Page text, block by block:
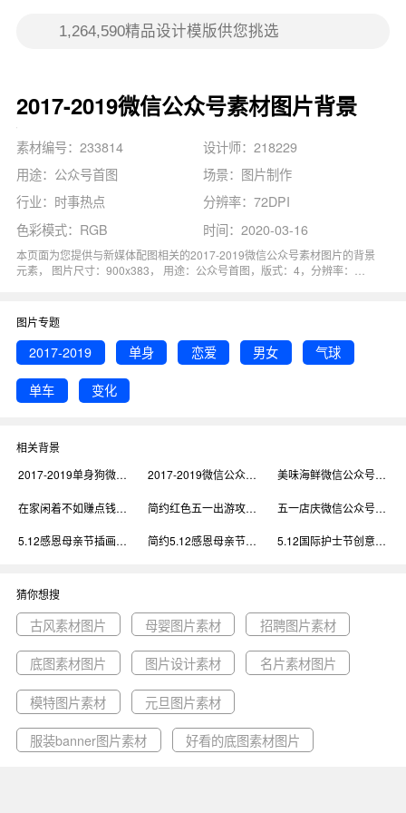
2017-2019微信公众号素材图片背景
素材编号：233814
设计师：218229
用途：公众号首图
场景：图片制作
行业：时事热点
分辨率：72DPI
色彩模式：RGB
时间：2020-03-16
本页面为您提供与新媒体配图相关的2017-2019微信公众号素材图片的背景
元素， 图片尺寸：900x383， 用途：公众号首图，版式：4，分辨率：
趣，赶快点击编辑吧！
图片专题
2017-2019 单身 恋爱 男女 气球
单车 变化
相关背景
2017-2019单身狗微信公众号素材图片背景
2017-2019微信公众号素材图片背景 美味海鲜微信公众号素材图片背景
在家闲着不如赚点钱微信公众号素材图片背景 简约红色五一出游攻略宣传海报微信公众号素材图片背景 五一店庆微信公众号素材图片背景
5.12感恩母亲节插画微信公众号素材图片背景 简约5.12感恩母亲节宣传海报微信公众号素材图片背景 5.12国际护士节创意卡通插画微信公众号素材图片背景
猜你想搜
古风素材图片 母婴图片素材 招聘图片素材
底图素材图片 图片设计素材 名片素材图片
模特图片素材 元旦图片素材
服装banner图片素材 好看的底图素材图片